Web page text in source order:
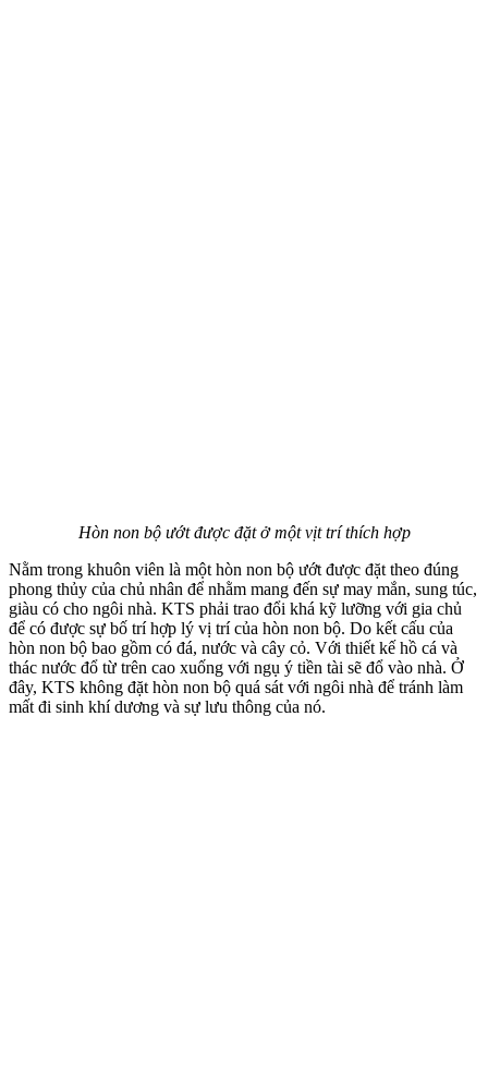
Hòn non bộ ướt được đặt ở một vịt trí thích hợp
Nằm trong khuôn viên là một hòn non bộ ướt được đặt theo đúng
phong thủy của chủ nhân để nhằm mang đến sự may mắn, sung túc,
giàu có cho ngôi nhà. KTS phải trao đổi khá kỹ lưỡng với gia chủ
để có được sự bố trí hợp lý vị trí của hòn non bộ. Do kết cấu của
hòn non bộ bao gồm có đá, nước và cây cỏ. Với thiết kế hồ cá và
thác nước đổ từ trên cao xuống với ngụ ý tiền tài sẽ đổ vào nhà. Ở
đây, KTS không đặt hòn non bộ quá sát với ngôi nhà để tránh làm
mất đi sinh khí dương và sự lưu thông của nó.